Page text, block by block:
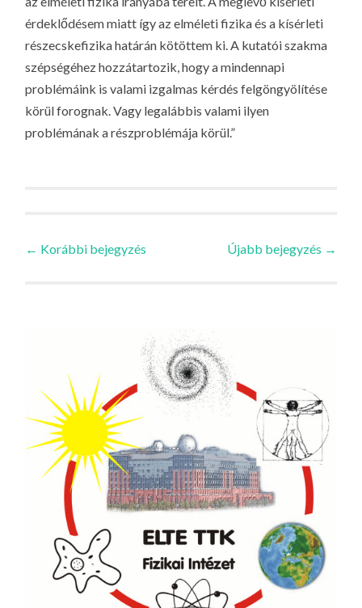
érdeklődésem miatt így az elméleti fizika és a kísérleti
részecskefizika határán kötöttem ki. A kutatói szakma
szépségéhez hozzátartozik, hogy a mindennapi
problémáink is valami izgalmas kérdés felgöngyölítése
körül forognak. Vagy legalábbis valami ilyen
problémának a részproblémája körül.”
Bejegyzések
← Korábbi bejegyzés Újabb bejegyzés →